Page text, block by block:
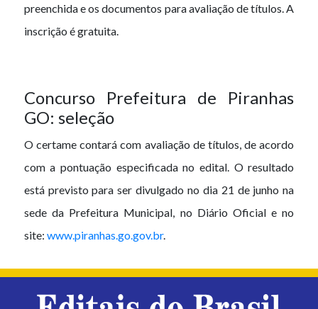
preenchida e os documentos para avaliação de títulos. A
inscrição é gratuita.
Concurso Prefeitura de Piranhas
GO: seleção
O certame contará com avaliação de títulos, de acordo
com a pontuação especificada no edital. O resultado
está previsto para ser divulgado no dia 21 de junho na
sede da Prefeitura Municipal, no Diário Oficial e no
site: www.piranhas.go.gov.br.